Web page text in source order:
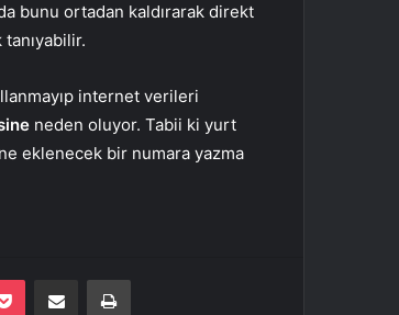
bunu ortadan kaldırarak direkt
internet verileri
neden oluyor. Tabii ki yurt
eklenecek bir numara yazma
Pocket E-Posta ile paylaş Yazdır